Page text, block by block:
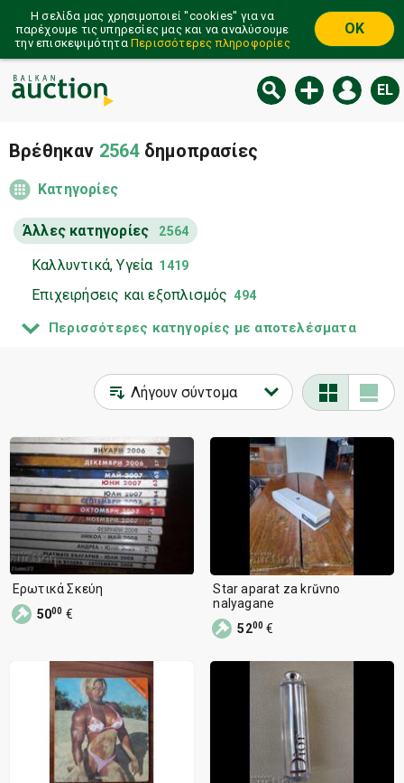
Η σελίδα μας χρησιμοποιεί ''cookies'' για να
παρέχουμε τις υπηρεσίες μας και να αναλύσουμε
την επισκεψιμότητα Περισσότερες πληροφορίες
OK
EL
Βρέθηκαν 2564δημοπρασίες
Κατηγορίες
Άλλες κατηγορίες 2564
Καλλυντικά, Υγεία 1419
Επιχειρήσεις και εξοπλισμός 494
Προστασία και ασφάλεια 52
301
Δοκιμή δημοπρασιών 8
Περισσότερες κατηγορίες με αποτελέσματα
Ερωτικά Σκεύη
5000 €
Star aparat za krŭvno
nalyagane
5200 €